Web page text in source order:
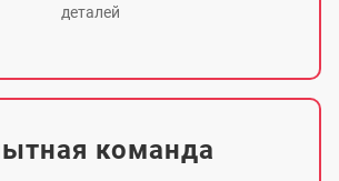
деталей
команда